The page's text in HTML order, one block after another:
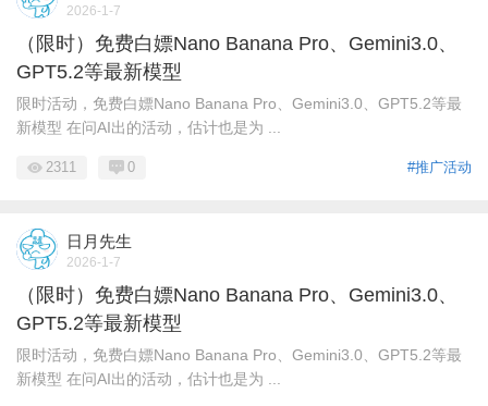
2026-1-7
（限时）免费白嫖Nano Banana Pro、Gemini3.0、
GPT5.2等最新模型
限时活动，免费白嫖Nano Banana Pro、Gemini3.0、GPT5.2等最
新模型 在问AI出的活动，估计也是为 ...
#推广活动
2311 0
日月先生
2026-1-7
（限时）免费白嫖Nano Banana Pro、Gemini3.0、
GPT5.2等最新模型
限时活动，免费白嫖Nano Banana Pro、Gemini3.0、GPT5.2等最
新模型 在问AI出的活动，估计也是为 ...